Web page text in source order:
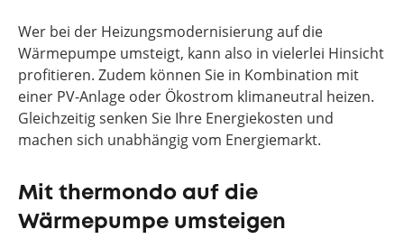
Wer bei der Heizungsmodernisierung auf die
Wärmepumpe umsteigt, kann also in vielerlei Hinsicht
profitieren. Zudem können Sie in Kombination mit
einer PV-Anlage oder Ökostrom klimaneutral heizen.
Gleichzeitig senken Sie Ihre Energiekosten und
machen sich unabhängig vom Energiemarkt.
Mit thermondo auf die
Wärmepumpe umsteigen